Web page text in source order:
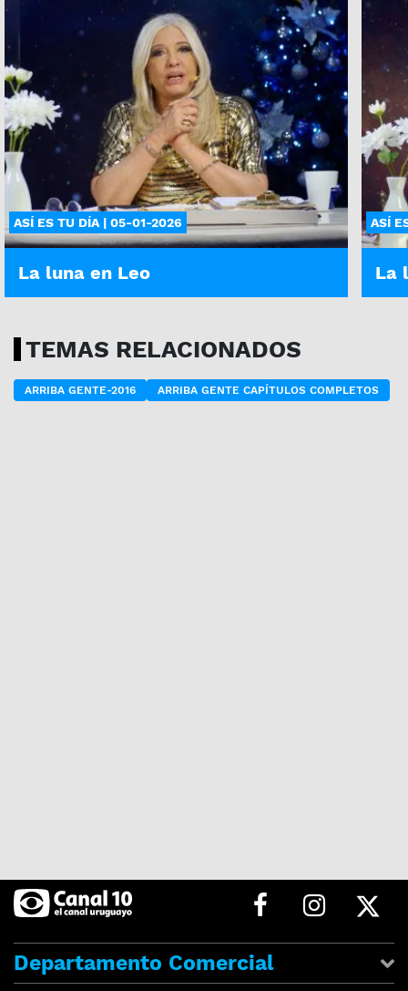
ASÍ ES TU DÍA | 05-01-2026
La luna en Leo
ASÍ
La
TEMAS RELACIONADOS
ARRIBA GENTE-2016 ARRIBA GENTE CAPÍTULOS COMPLETOS
Departamento Comercial